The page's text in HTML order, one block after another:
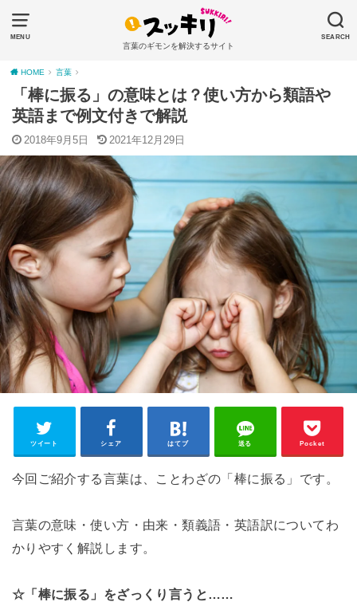
MENU SEARCH
言葉のギモンを解決するサイト
HOME 言葉
「棒に振る」の意味とは？使い方から類語や
英語まで例文付きで解説
2018年9月5日 2021年12月29日
ツイート シェア はてブ 送る Pocket
今回ご紹介する言葉は、ことわざの「棒に振る」です。
言葉の意味・使い方・由来・類義語・英語訳についてわ
かりやすく解説します。
☆「棒に振る」をざっくり言うと……